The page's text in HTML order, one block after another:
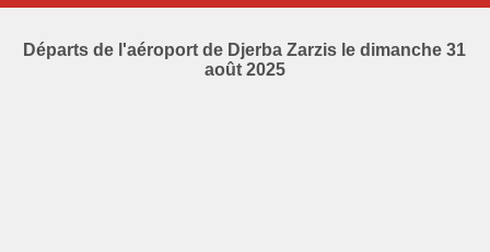
Départs de l'aéroport de Djerba Zarzis le dimanche 31
août 2025